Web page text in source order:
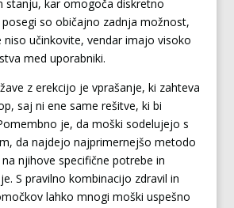
stanju, kar omogoča diskretno
so običajno zadnja možnost,
učinkovite, vendar imajo visoko
med uporabniki.
z erekcijo je vprašanje, ki zahteva
saj ni ene same rešitve, ki bi
je, da moški sodelujejo s
da najdejo najprimernejšo metodo
njihove specifične potrebe in
S pravilno kombinacijo zdravil in
lahko mnogi moški uspešno